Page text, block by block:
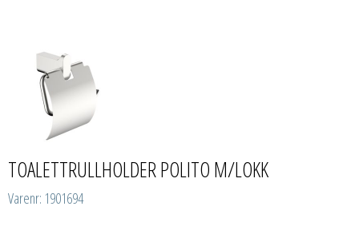
TOALETTRULLHOLDER POLITO M/LOKK
Varenr: 1901694